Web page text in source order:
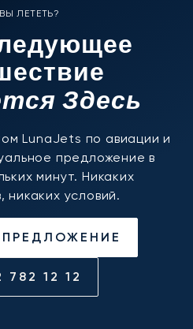
ЛЕТЕТЬ?
Здесь
LunaJets по авиации и
предложение в
минут. Никаких
никаких условий.
782 12 12